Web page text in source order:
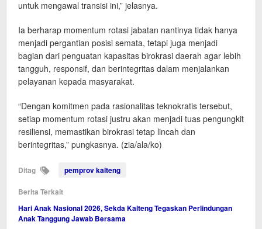
untuk mengawal transisi ini,” jelasnya.
Ia berharap momentum rotasi jabatan nantinya tidak hanya
menjadi pergantian posisi semata, tetapi juga menjadi
bagian dari penguatan kapasitas birokrasi daerah agar lebih
tangguh, responsif, dan berintegritas dalam menjalankan
pelayanan kepada masyarakat.
“Dengan komitmen pada rasionalitas teknokratis tersebut,
setiap momentum rotasi justru akan menjadi tuas pengungkit
resiliensi, memastikan birokrasi tetap lincah dan
berintegritas,” pungkasnya. (zia/ala/ko)
Ditag pemprov kalteng
Berita Terkait
Hari Anak Nasional 2026, Sekda Kalteng Tegaskan Perlindungan
Anak Tanggung Jawab Bersama